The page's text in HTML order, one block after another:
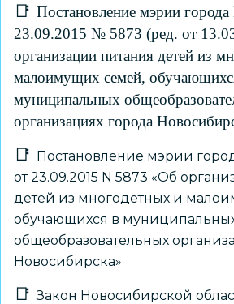
Постановление мэрии
23.09.2015 № 5873 (ред. от
организации питания детей из
малоимущих семей,
муниципальных
организациях города
Постановление мэрии
от 23.09.2015 N 5873 «Об
детей из многодетных и
обучающихся в
общеобразовательных
Новосибирска»
Закон Новосибирской